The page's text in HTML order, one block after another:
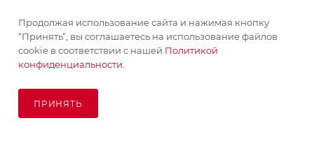
ПОМОЩЬ
ПОДПИСАТЬСЯ НА РАССЫЛКУ
Поставка живых растений осуществляется под заказ
сроком 3-4 недели с минимальной суммой заказа 10000
руб.!
ОК
Продолжая использование сайта и нажимая кнопку
“Принять”, вы соглашаетесь на использование файлов
cookie в соответствии с нашей Политикой
конфиденциальности.
ПРИНЯТЬ